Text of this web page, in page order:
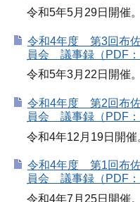
令和5年5月29日開催。
令和4年度 第3回布
員会 議事録（PDF：
令和5年3月22日開催。
令和4年度 第2回布
員会 議事録（PDF：
令和4年12月19日開催
令和4年度 第1回布
員会 議事録（PDF：
令和4年7月25日開催。